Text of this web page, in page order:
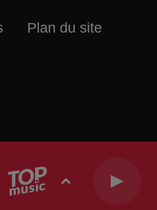
Plan du site